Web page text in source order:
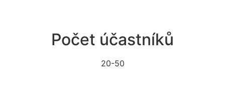
Počet účastníků
20-50